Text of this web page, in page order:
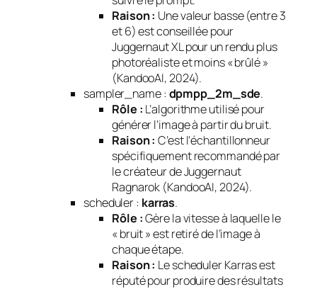
Raison : Une valeur basse (entre 3
et 6) est conseillée pour
Juggernaut XL pour un rendu plus
photoréaliste et moins « brûlé »
(KandooAI, 2024).
sampler_name : dpmpp_2m_sde.
Rôle : L’algorithme utilisé pour
générer l’image à partir du bruit.
Raison : C’est l’échantillonneur
spécifiquement recommandé par
le créateur de Juggernaut
Ragnarok (KandooAI, 2024).
scheduler : karras.
Rôle :Gère la vitesse à laquelle le
« bruit » est retiré de l’image à
chaque étape.
Raison : Le scheduler Karras est
réputé pour produire des résultats